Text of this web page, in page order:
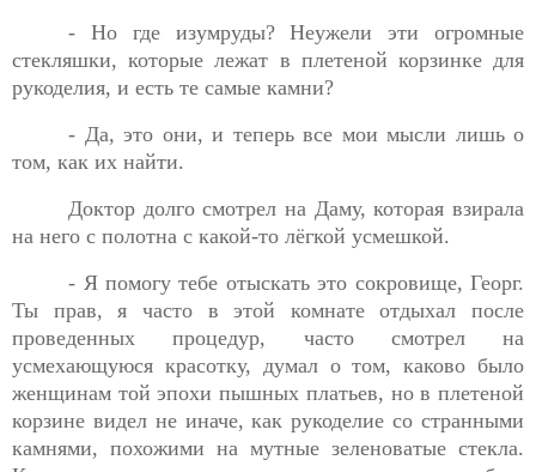
- Но где изумруды? Неужели эти огромные
стекляшки,которые лежат в плетеной корзинке для
рукоделия, и есть те самые камни?
- Да, это они, и теперь все мои мысли лишь о
том, как их найти.
Доктор долго смотрел на Даму, которая взирала
на него с полотна с какой-то лёгкой усмешкой.
- Я помогу тебе отыскать это сокровище, Георг.
Ты прав, я часто в этой комнате отдыхал после
проведенных процедур, часто смотрел на
усмехающуюся красотку, думал о том, каково было
женщинам той эпохи пышных платьев, но в плетеной
корзине видел не иначе, как рукоделие со странными
камнями, похожими на мутные зеленоватые стекла.